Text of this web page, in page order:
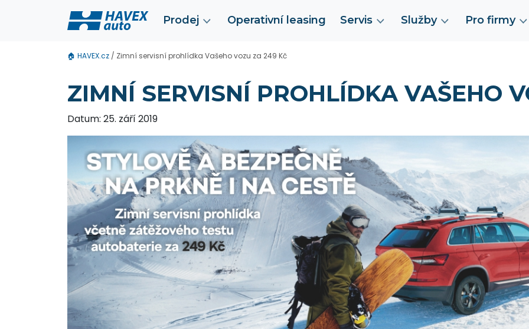
Prodej Operativní leasing Servis Služby Pro firmy
🏠 HAVEX.cz / Zimní servisní prohlídka Vašeho vozu za 249 Kč
ZIMNÍ SERVISNÍ PROHLÍDKA VAŠEHO
Datum: 25. září 2019